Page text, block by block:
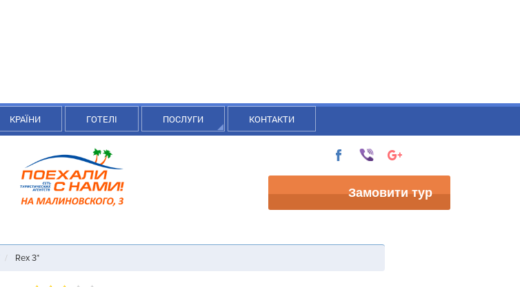
КРАЇНИ ГОТЕЛІ ПОСЛУГИ КОНТАКТИ
Замовити тур
Rex 3*